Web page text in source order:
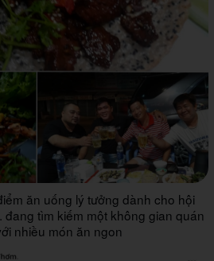
ăn uống lý tưởng dành cho hội
tìm kiếm một không gian quán
nhiều món ăn ngon